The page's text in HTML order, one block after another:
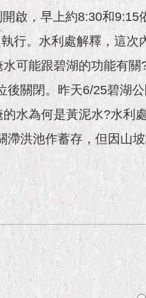
啟，早上約8:30和
行。水利處解釋，這次
能跟碧湖的功能有關
關閉。昨天6/25碧湖
為何是黃泥水?水利
滯洪池作蓄存，但因山